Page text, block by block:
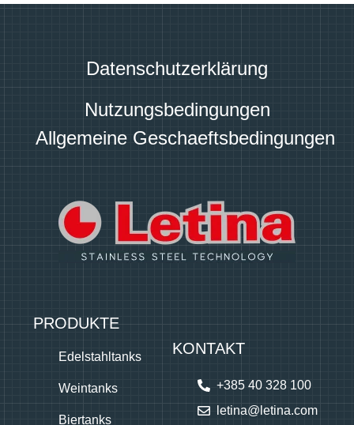
Datenschutzerklärung
Nutzungsbedingungen
Allgemeine Geschaeftsbedingungen
PRODUKTE
Edelstahltanks
Weintanks
Biertanks
KONTAKT
+385 40 328 100
letina@letina.com